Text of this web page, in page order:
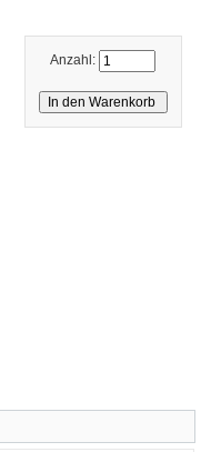
Anzahl: